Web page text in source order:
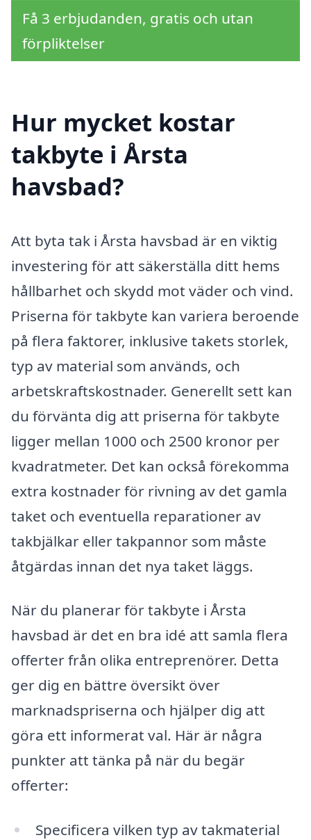
Få 3 erbjudanden, gratis och utan
förpliktelser
Hur mycket kostar
takbyte i Årsta
havsbad?
Att byta tak i Årsta havsbad är en viktig
investering för att säkerställa ditt hems
hållbarhet och skydd mot väder och vind.
Priserna för takbyte kan variera beroende
på flera faktorer, inklusive takets storlek,
typ av material som används, och
arbetskraftskostnader. Generellt sett kan
du förvänta dig att priserna för takbyte
ligger mellan 1000 och 2500 kronor per
kvadratmeter. Det kan också förekomma
extra kostnader för rivning av det gamla
taket och eventuella reparationer av
takbjälkar eller takpannor som måste
åtgärdas innan det nya taket läggs.
När du planerar för takbyte i Årsta
havsbad är det en bra idé att samla flera
offerter från olika entreprenörer. Detta
ger dig en bättre översikt över
marknadspriserna och hjälper dig att
göra ett informerat val. Här är några
punkter att tänka på när du begär
offerter:
Specificera vilken typ av takmaterial